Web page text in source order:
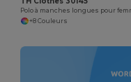
Polo à manches longues pour
+8 Couleurs